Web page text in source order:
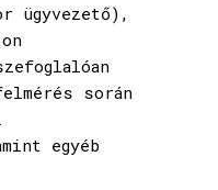
ügyvezető),
során
egyéb